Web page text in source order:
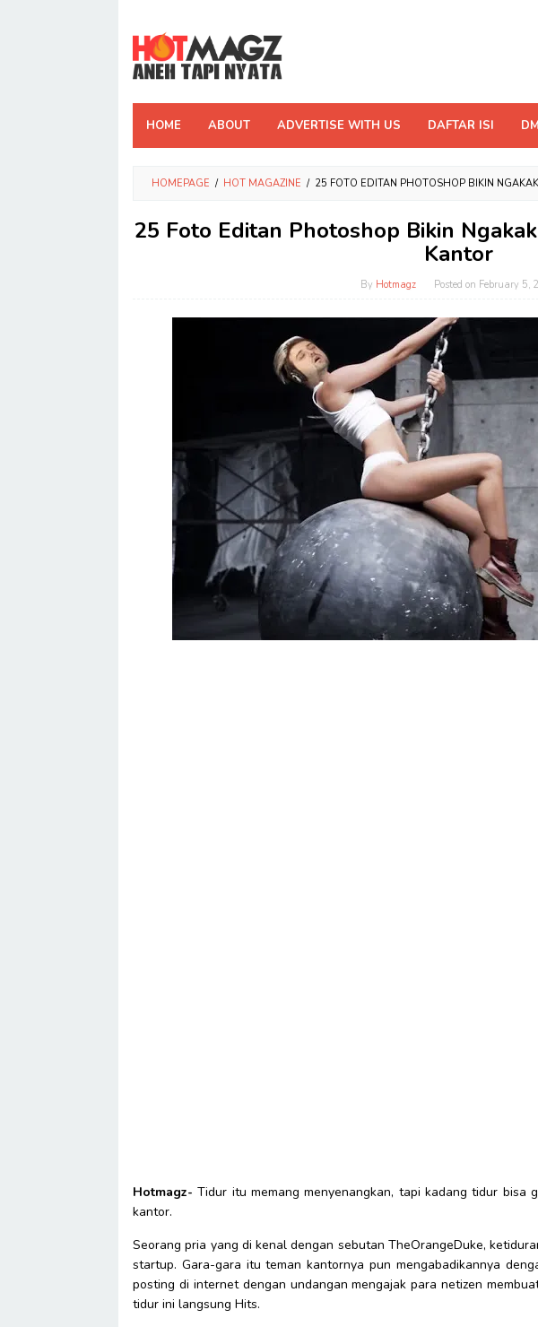
content
HOME ABOUT ADVERTISE WITH US DAFTAR ISI
HOMEPAGE / HOT MAGAZINE / 25 FOTO EDITAN PHOTOSHOP BIKIN
25 Foto Editan Photoshop Bikin
Kantor
By Hotmagz Posted on February 5,
Hotmagz- Tidur itu memang menyenangkan, tapi kadang tidur bisa
kantor.
Seorang pria yang di kenal dengan sebutan TheOrangeDuke,
startup. Gara-gara itu teman kantornya pun mengabadikannya
posting di internet dengan undangan mengajak para netizen
tidur ini langsung Hits.